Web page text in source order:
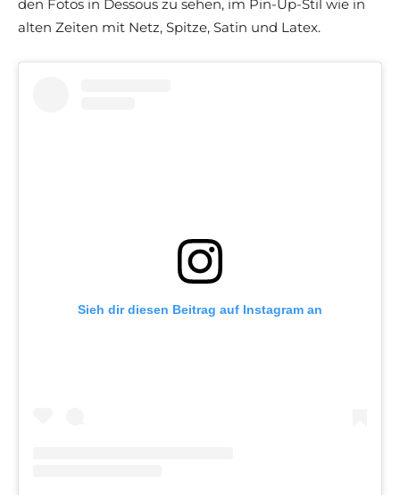
den Fotos in Dessous zu sehen, im Pin-Up-Stil wie in
alten Zeiten mit Netz, Spitze, Satin und Latex.
Sieh dir diesen Beitrag auf Instagram an